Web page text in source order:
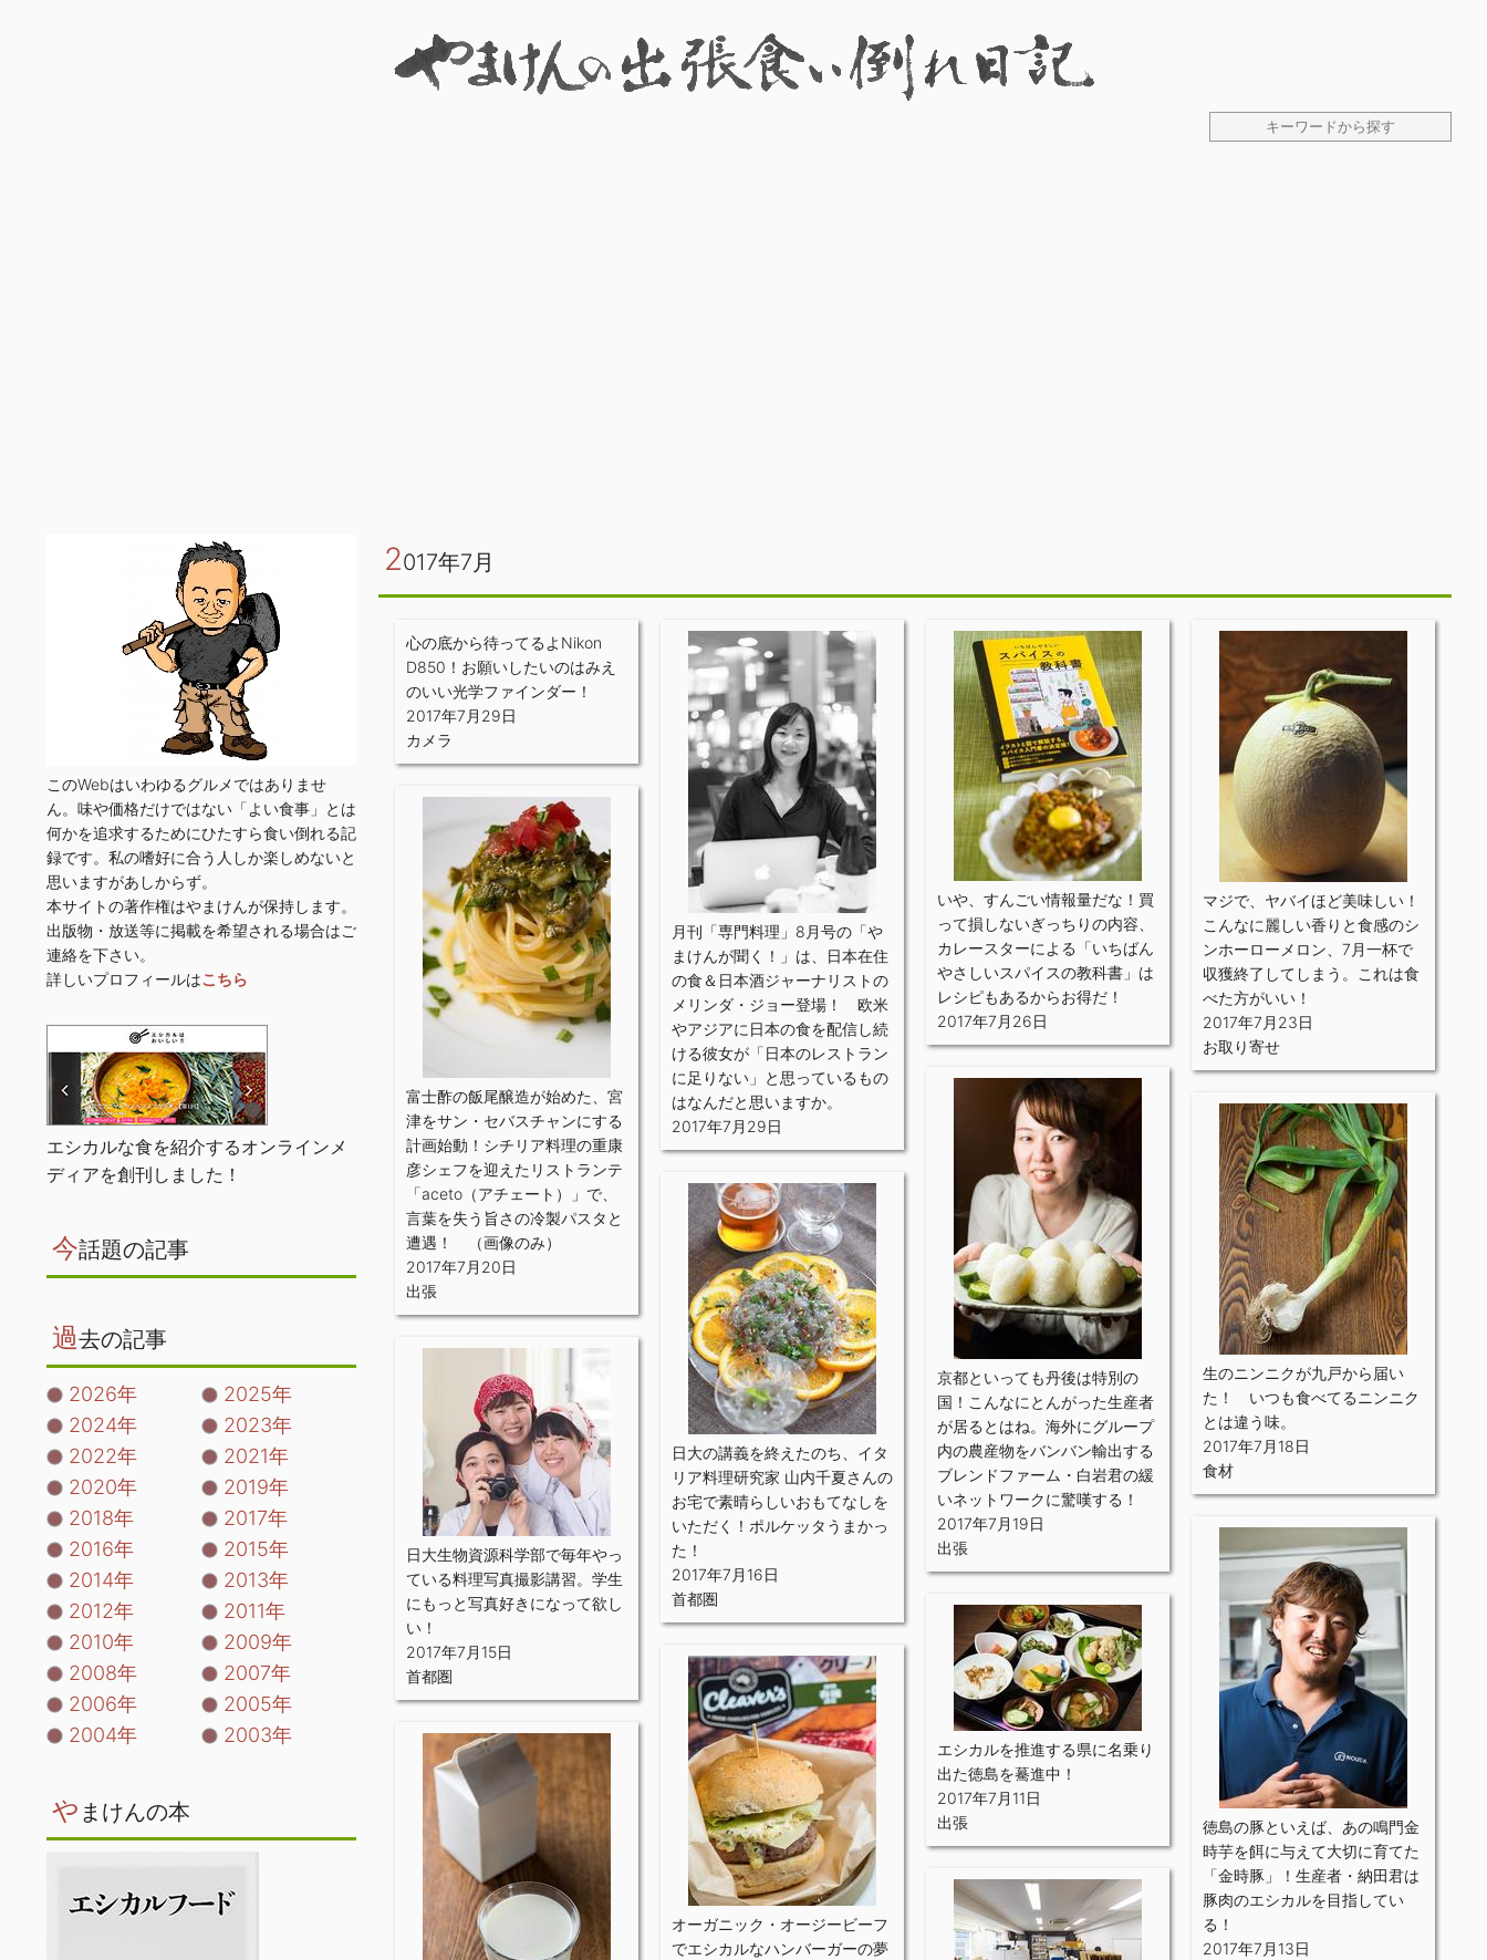
2017年7月
心の底から待ってるよNikon
D850！お願いしたいのはみえ
のいい光学ファインダー！
2017年7月29日
カメラ
月刊「専門料理」8月号の「や
まけんが聞く！」は、日本在住
の食＆日本酒ジャーナリストの
メリンダ・ジョー登場！ 欧米
やアジアに日本の食を配信し続
ける彼女が「日本のレストラン
に足りない」と思っているもの
はなんだと思いますか。
2017年7月29日
いや、すんごい情報量だな！買
って損しないぎっちりの内容、
カレースターによる「いちばん
やさしいスパイスの教科書」は
レシピもあるからお得だ！
2017年7月26日
マジで、ヤバイほど美味しい！
こんなに麗しい香りと食感のシ
ンホーローメロン、7月一杯で
収獲終了してしまう。これは食
べた方がいい！
2017年7月23日
お取り寄せ
富士酢の飯尾醸造が始めた、宮
津をサン・セバスチャンにする
計画始動！シチリア料理の重康
彦シェフを迎えたリストランテ
「aceto（アチェート）」で、
言葉を失う旨さの冷製パスタと
遭遇！ （画像のみ）
2017年7月20日
出張
京都といっても丹後は特別の
国！こんなにとんがった生産者
が居るとはね。海外にグループ
内の農産物をバンバン輸出する
ブレンドファーム・白岩君の緩
いネットワークに驚嘆する！
2017年7月19日
出張
生のニンニクが九戸から届い
た！ いつも食べてるニンニク
とは違う味。
2017年7月18日
食材
日大の講義を終えたのち、イタ
リア料理研究家 山内千夏さんの
お宅で素晴らしいおもてなしを
いただく！ポルケッタうまかっ
た！
2017年7月16日
首都圏
日大生物資源科学部で毎年やっ
ている料理写真撮影講習。学生
にもっと写真好きになって欲し
い！
2017年7月15日
首都圏
徳島の豚といえば、あの鳴門金
時芋を餌に与えて大切に育てた
「金時豚」！生産者・納田君は
豚肉のエシカルを目指してい
る！
2017年7月13日
エシカルを推進する県に名乗り
出た徳島を驀進中！
2017年7月11日
出張
オーガニック・オージービーフ
でエシカルなハンバーガーの夢
このWebはいわゆるグルメではありませ
ん。味や価格だけではない「よい食事」とは
何かを追求するためにひたすら食い倒れる記
録です。私の嗜好に合う人しか楽しめないと
思いますがあしからず。
本サイトの著作権はやまけんが保持します。
出版物・放送等に掲載を希望される場合はご
連絡を下さい。
詳しいプロフィールはこちら
エシカルな食を紹介するオンラインメ
ディアを創刊しました！
今話題の記事
過去の記事
2026年
2025年
2024年
2023年
2022年
2021年
2020年
2019年
2018年
2017年
2016年
2015年
2014年
2013年
2012年
2011年
2010年
2009年
2008年
2007年
2006年
2005年
2004年
2003年
や まけんの本